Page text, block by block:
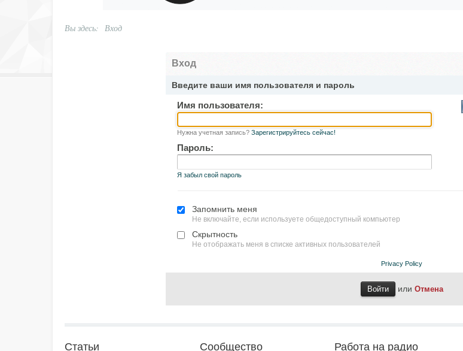
Вы здесь: Вход
Вход
Введите ваши имя пользователя и пароль
Имя пользователя:
Нужна учетная запись?Зарегистрируйтесь сейчас!
Пароль:
Я забыл свой пароль
Запомнить меня
Не включайте, если используете общедоступный компьютер
Скрытность
Не отображать меня в списке активных пользователей
Privacy Policy
или Отмена
Статьи Сообщество Работа на радио